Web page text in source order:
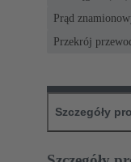
Prąd
Przekrój
Szczegóły